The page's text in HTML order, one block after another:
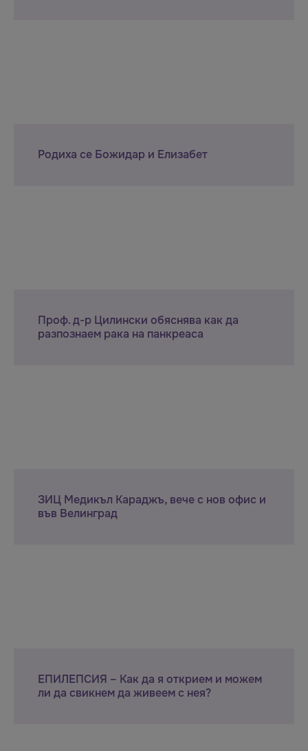
Родиха се Божидар и Елизабет
Проф. д-р Цилински обяснява как да
разпознаем рака на панкреаса
ЗИЦ Медикъл Караджъ, вече с нов офис и
във Велинград
ЕПИЛЕПСИЯ – Как да я открием и можем
ли да свикнем да живеем с нея?